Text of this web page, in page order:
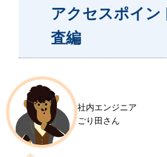
アクセスポイン
査編
社内エンジニア
ごり田さん